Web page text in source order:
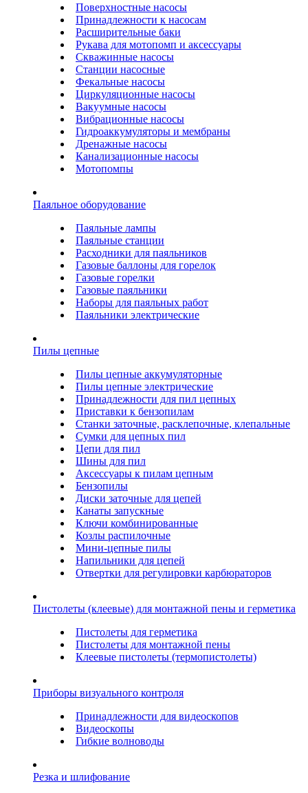
Поверхностные насосы
Принадлежности к насосам
Расширительные баки
Рукава для мотопомп и аксессуары
Скважинные насосы
Станции насосные
Фекальные насосы
Циркуляционные насосы
Вакуумные насосы
Вибрационные насосы
Гидроаккумуляторы и мембраны
Дренажные насосы
Канализационные насосы
Мотопомпы
Паяльное оборудование
Паяльные лампы
Паяльные станции
Расходники для паяльников
Газовые баллоны для горелок
Газовые горелки
Газовые паяльники
Наборы для паяльных работ
Паяльники электрические
Пилы цепные
Пилы цепные аккумуляторные
Пилы цепные электрические
Принадлежности для пил цепных
Приставки к бензопилам
Станки заточные, расклепочные, клепальные
Сумки для цепных пил
Цепи для пил
Шины для пил
Аксессуары к пилам цепным
Бензопилы
Диски заточные для цепей
Канаты запускные
Ключи комбинированные
Козлы распилочные
Мини-цепные пилы
Напильники для цепей
Отвертки для регулировки карбюраторов
Пистолеты (клеевые) для монтажной пены и герметика
Пистолеты для герметика
Пистолеты для монтажной пены
Клеевые пистолеты (термопистолеты)
Приборы визуального контроля
Принадлежности для видеоскопов
Видеоскопы
Гибкие волноводы
Резка и шлифование